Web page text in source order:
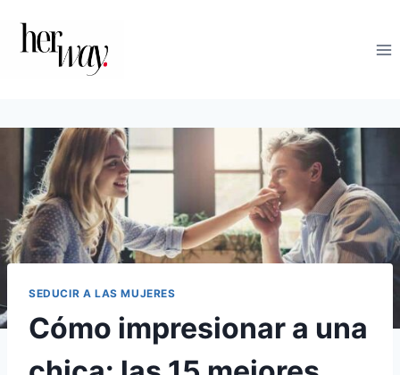
contenido
SEDUCIR A LAS MUJERES
Cómo impresionar a una